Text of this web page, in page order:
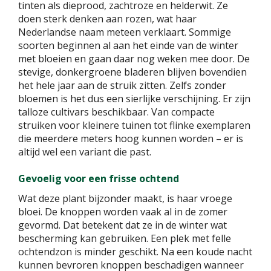
tinten als dieprood, zachtroze en helderwit. Ze
doen sterk denken aan rozen, wat haar
Nederlandse naam meteen verklaart. Sommige
soorten beginnen al aan het einde van de winter
met bloeien en gaan daar nog weken mee door. De
stevige, donkergroene bladeren blijven bovendien
het hele jaar aan de struik zitten. Zelfs zonder
bloemen is het dus een sierlijke verschijning. Er zijn
talloze cultivars beschikbaar. Van compacte
struiken voor kleinere tuinen tot flinke exemplaren
die meerdere meters hoog kunnen worden – er is
altijd wel een variant die past.
Gevoelig voor een frisse ochtend
Wat deze plant bijzonder maakt, is haar vroege
bloei. De knoppen worden vaak al in de zomer
gevormd. Dat betekent dat ze in de winter wat
bescherming kan gebruiken. Een plek met felle
ochtendzon is minder geschikt. Na een koude nacht
kunnen bevroren knoppen beschadigen wanneer